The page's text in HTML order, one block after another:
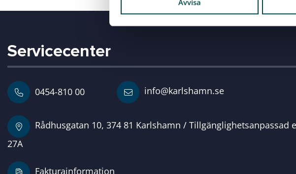
e
s
a
Avvisa
Servicecenter
0454-810 00 info@karlshamn.se
Rådhusgatan 10, 374 81 Karlshamn / Tillgänglighetsanpassad
27A
Fakturainformation